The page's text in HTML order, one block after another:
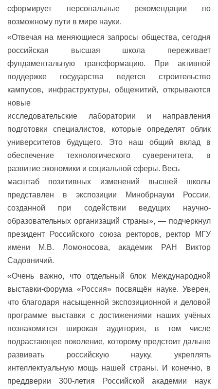
сформирует персональные рекомендации по
возможному пути в мире науки.
«Отвечая на меняющиеся запросы общества, сегодня
российская высшая школа переживает
фундаментальную трансформацию. При активной
поддержке государства ведется строительство
кампусов, инфраструктуры, общежитий, открываются
новые
исследовательские лаборатории и направления
подготовки специалистов, которые определят облик
университетов будущего. Это наш общий вклад в
обеспечение технологического суверенитета, в
развитие экономики и социальной сферы. Весь
масштаб позитивных изменений высшей школы
представлен в экспозиции Минобрнауки России,
созданной при содействии ведущих научно-
образовательных организаций страны», — подчеркнул
президент Российского союза ректоров, ректор МГУ
имени М.В. Ломоносова, академик РАН Виктор
Садовничий.
«Очень важно, что отдельный блок Международной
выставки-форума «Россия» посвящён науке. Уверен,
что благодаря насыщенной экспозиционной и деловой
программе выставки с достижениями наших учёных
познакомится широкая аудитория, в том числе
подрастающее поколение, которому предстоит дальше
развивать российскую науку, укреплять
интеллектуальную мощь нашей страны. И конечно, в
преддверии 300-летия Российской академии наук